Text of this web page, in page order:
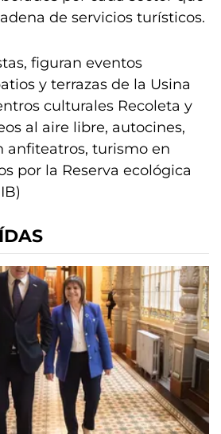
de servicios turísticos.
figuran eventos
y terrazas de la Usina
culturales Recoleta y
al aire libre, autocines,
anfiteatros, turismo en
por la Reserva ecológica